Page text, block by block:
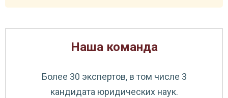
Наша команда
Более 30 экспертов, в том числе 3
кандидата юридических наук.
Емелина Ольга Васильевна